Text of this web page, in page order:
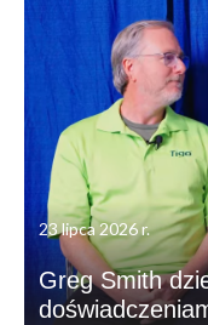
23 lipca 2026 r.
Greg Smith